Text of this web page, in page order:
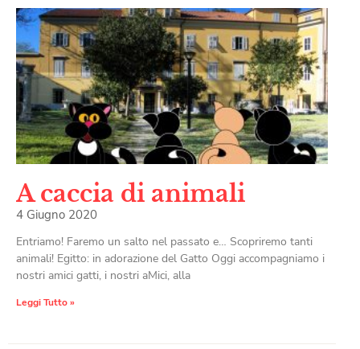
A caccia di animali
4 Giugno 2020
Entriamo! Faremo un salto nel passato e… Scopriremo tanti
animali! Egitto: in adorazione del Gatto Oggi accompagniamo i
nostri amici gatti, i nostri aMici, alla
Leggi Tutto »